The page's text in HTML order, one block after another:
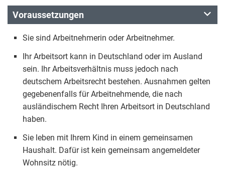
Voraussetzungen
Sie sind Arbeitnehmerin oder Arbeitnehmer.
Ihr Arbeitsort kann in Deutschland oder im Ausland
sein. Ihr Arbeitsverhältnis muss jedoch nach
deutschem Arbeitsrecht bestehen. Ausnahmen gelten
gegebenenfalls für Arbeitnehmende, die nach
ausländischem Recht Ihren Arbeitsort in Deutschland
haben.
Sie leben mit Ihrem Kind in einem gemeinsamen
Haushalt. Dafür ist kein gemeinsam angemeldeter
Wohnsitz nötig.